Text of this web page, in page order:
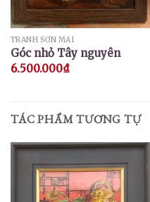
TRANH SƠN MÀI
Góc nhỏ Tây nguyên
6.500.000₫
TÁC PHẨM TƯƠNG TỰ